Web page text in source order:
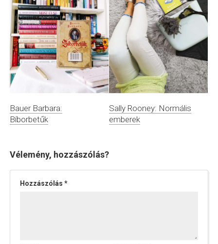
Bauer Barbara:
Bíborbetűk
Sally Rooney: Normális
emberek
Vélemény, hozzászólás?
Hozzászólás *